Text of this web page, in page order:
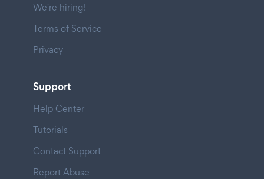
We're hiring!
Terms of Service
Privacy
Support
Help Center
Tutorials
Contact Support
Report Abuse